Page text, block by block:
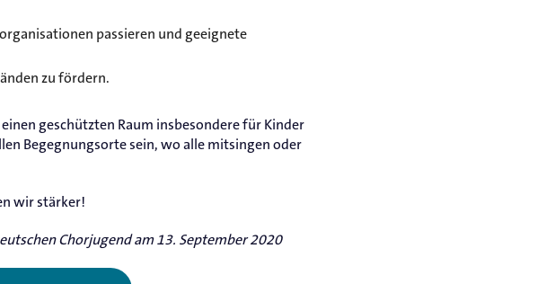
passieren und geeignete
zu fördern.
geschützten Raum insbesondere für Kinder
Begegnungsorte sein, wo alle mitsingen oder
wir stärker!
Chorjugend am 13. September 2020